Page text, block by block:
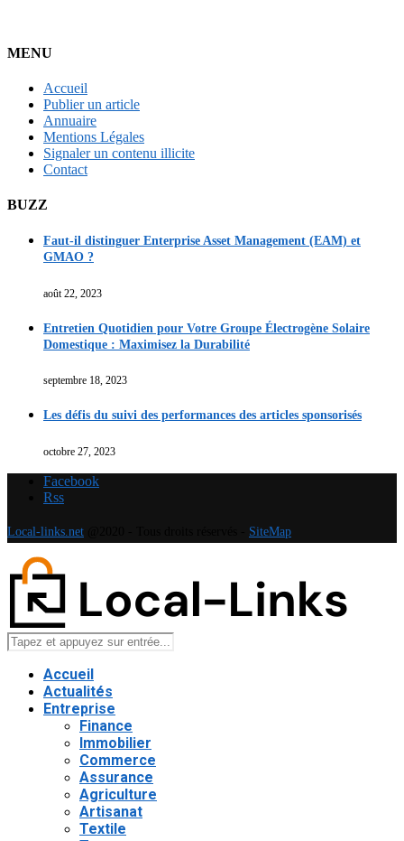
MENU
Accueil
Publier un article
Annuaire
Mentions Légales
Signaler un contenu illicite
Contact
BUZZ
Faut-il distinguer Enterprise Asset Management (EAM) et
GMAO ?
août 22, 2023
Entretien Quotidien pour Votre Groupe Électrogène Solaire
Domestique : Maximisez la Durabilité
septembre 18, 2023
Les défis du suivi des performances des articles sponsorisés
octobre 27, 2023
Facebook
Rss
Local-links.net SiteMap
Accueil
Actualités
Entreprise
Finance
Immobilier
Commerce
Assurance
Agriculture
Artisanat
Textile